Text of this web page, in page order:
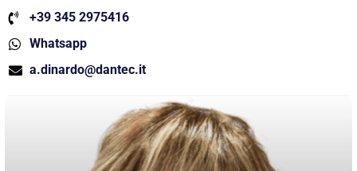
+39 345 2975416
Whatsapp
a.dinardo@dantec.it